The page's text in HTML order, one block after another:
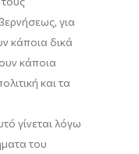
για
κάποια δικά
κάποια
και τα
γίνεται λόγω
του